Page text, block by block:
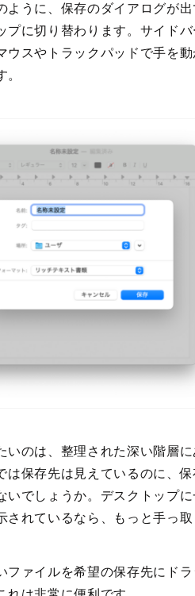
ように、保存のダイアログが
プに切り替わります。サイド
ウスやトラックパッドで手を
す。
いのは、整理された深い階層
は保存先は見えているのに、
いでしょうか。デスクトップ
されているなら、もっと手っ取
ファイルを希望の保存先にド